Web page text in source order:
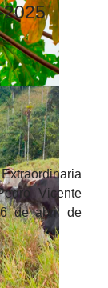
Vicente
de abril de